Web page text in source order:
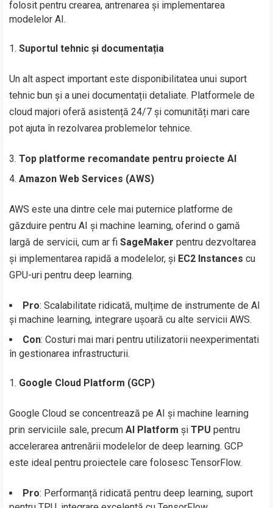
folosit pentru crearea, antrenarea și implementarea
modelelor AI.
Suportul tehnic și documentația
Un alt aspect important este disponibilitatea unui suport
tehnic bun și a unei documentații detaliate. Platformele de
cloud majori oferă asistență 24/7 și comunități mari care
pot ajuta în rezolvarea problemelor tehnice.
Top platforme recomandate pentru proiecte AI
Amazon Web Services (AWS)
AWS este una dintre cele mai puternice platforme de
găzduire pentru AI și machine learning, oferind o gamă
largă de servicii, cum ar fiSageMaker pentru dezvoltarea
și implementarea rapidă a modelelor, și EC2 Instances cu
GPU-uri pentru deep learning.
Pro: Scalabilitate ridicată, mulțime de instrumente de AI
și machine learning, integrare ușoară cu alte servicii AWS.
Con: Costuri mai mari pentru utilizatorii neexperimentati
în gestionarea infrastructurii.
Google Cloud Platform (GCP)
Google Cloud se concentrează pe AI și machine learning
prin serviciile sale, precumAI Platform șiTPU pentru
accelerarea antrenării modelelor de deep learning. GCP
este ideal pentru proiectele care folosesc TensorFlow.
Pro: Performanță ridicată pentru deep learning, suport